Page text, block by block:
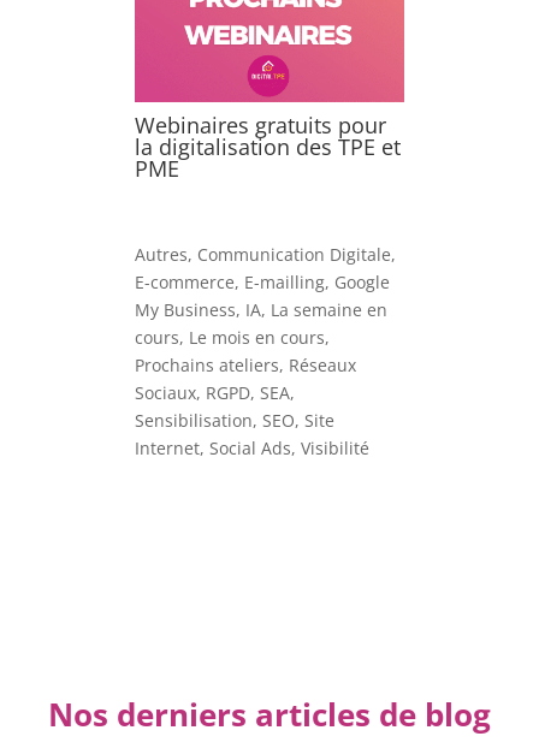
Webinaires gratuits pour
la digitalisation des TPE et
PME
Autres, Communication Digitale,
E-commerce, E-mailling, Google
My Business, IA, La semaine en
cours, Le mois en cours,
Prochains ateliers, Réseaux
Sociaux, RGPD, SEA,
Sensibilisation, SEO, Site
Internet, Social Ads, Visibilité
Nos derniers articles de blog